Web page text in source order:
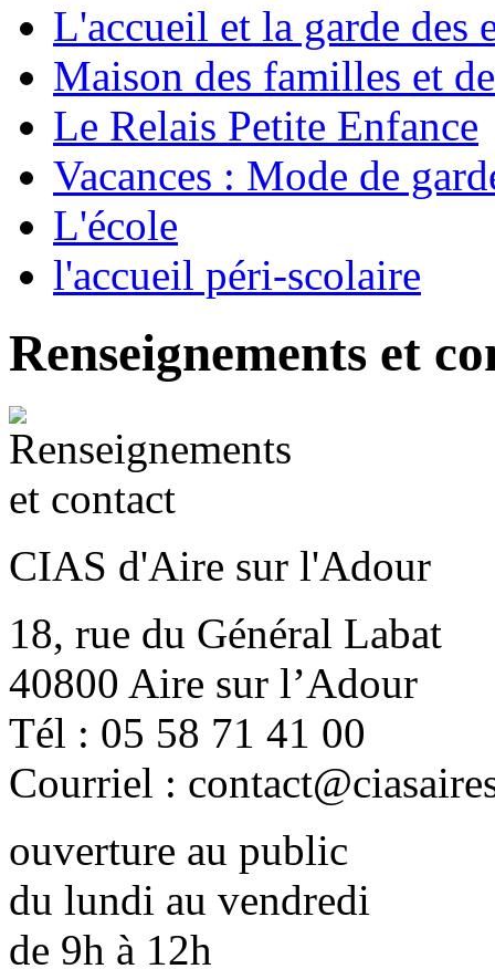
L'accueil et la garde des
Maison des familles et
Le Relais Petite Enfance
Vacances : Mode de
L'école
l'accueil péri-scolaire
Renseignements et
CIAS d'Aire sur l'Adour
18, rue du Général Labat
40800 Aire sur l’Adour
Tél : 05 58 71 41 00
Courriel :
ouverture au public
du lundi au vendredi
de 9h à 12h